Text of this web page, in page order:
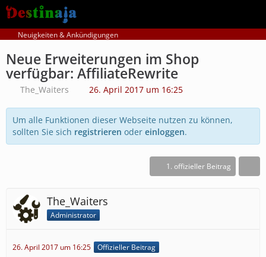
Neuigkeiten & Ankündigungen
Neue Erweiterungen im Shop
verfügbar: AffiliateRewrite
The_Waiters 26. April 2017 um 16:25
Um alle Funktionen dieser Webseite nutzen zu können,
sollten Sie sich registrieren oder einloggen.
1. offizieller Beitrag
The_Waiters
Administrator
26. April 2017 um 16:25 Offizieller Beitrag